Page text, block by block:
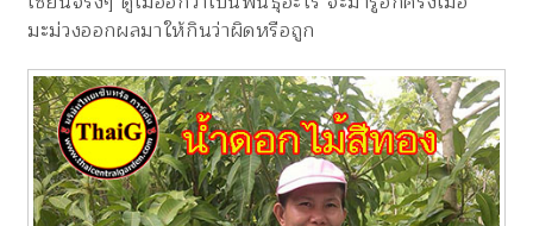
มะม่วงออกผลมาให้กินว่าผิดหรือถูก